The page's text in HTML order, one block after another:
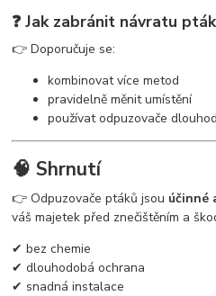
❓ Jak zabránit návratu
👉 Doporučuje se:
kombinovat více metod
pravidelně měnit umístění
používat odpuzovače
🧠 Shrnutí
👉 Odpuzovače ptáků jsou účinné
váš majetek před znečištěním a
✔ bez chemie
✔ dlouhodobá ochrana
✔ snadná instalace